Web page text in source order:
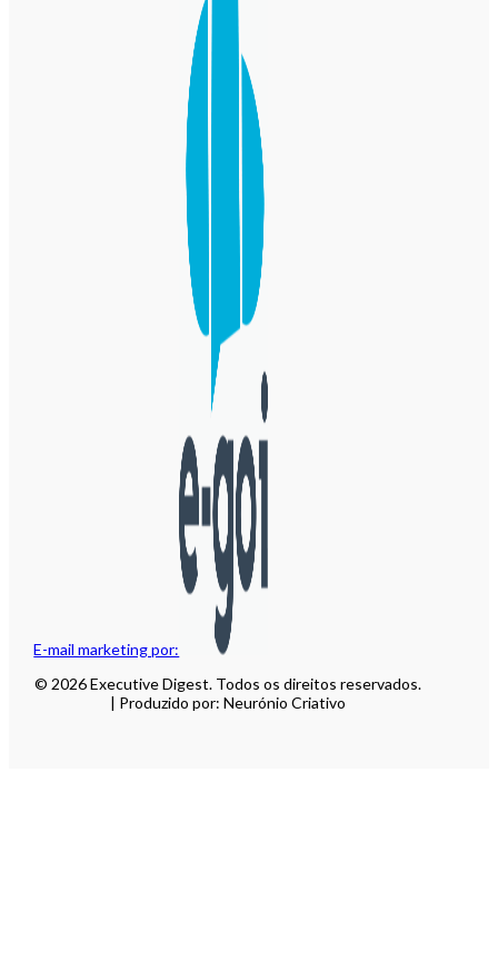
E-mail marketing por:
© 2026 Executive Digest. Todos os direitos reservados.
| Produzido por: Neurónio Criativo